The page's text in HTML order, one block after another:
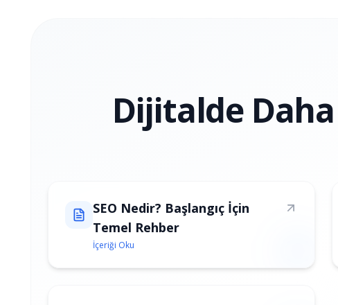
Dijitalde
SEO Nedir? Başlangıç İçin
Temel Rehber
İçeriği Oku